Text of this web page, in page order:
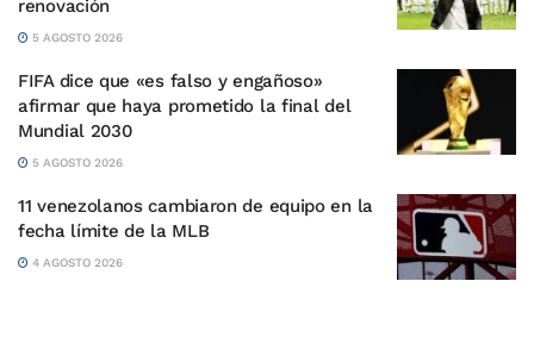
renovación
5 AGOSTO 2026
FIFA dice que «es falso y engañoso»
afirmar que haya prometido la final del
Mundial 2030
5 AGOSTO 2026
11 venezolanos cambiaron de equipo en la
fecha límite de la MLB
4 AGOSTO 2026